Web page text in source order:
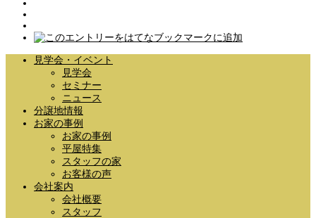
見学会・イベント
見学会
セミナー
ニュース
分譲地情報
お家の事例
お家の事例
平屋特集
スタッフの家
お客様の声
会社案内
会社概要
スタッフ